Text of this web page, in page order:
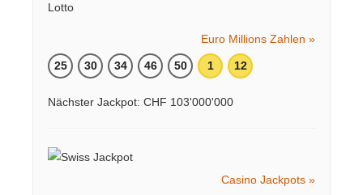
Euro Millions Zahlen »
25 30 34 46 50 1 12
Nächster Jackpot: CHF 103'000'000
Casino Jackpots »